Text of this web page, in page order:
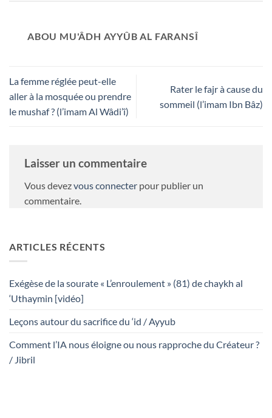
ABOU MU'ÂDH AYYÛB AL FARANSÎ
La femme réglée peut-elle
aller à la mosquée ou prendre
le mushaf ? (l’imam Al Wâdi’î)
Rater le fajr à cause du
sommeil (l’imam Ibn Bâz)
Laisser un commentaire
Vous devezvous connecter pour publier un
commentaire.
ARTICLES RÉCENTS
Exégèse de la sourate « L’enroulement » (81) de chaykh al
‘Uthaymin [vidéo]
Leçons autour du sacrifice du ‘id / Ayyub
Comment l’IA nous éloigne ou nous rapproche du Créateur ?
/ Jibril